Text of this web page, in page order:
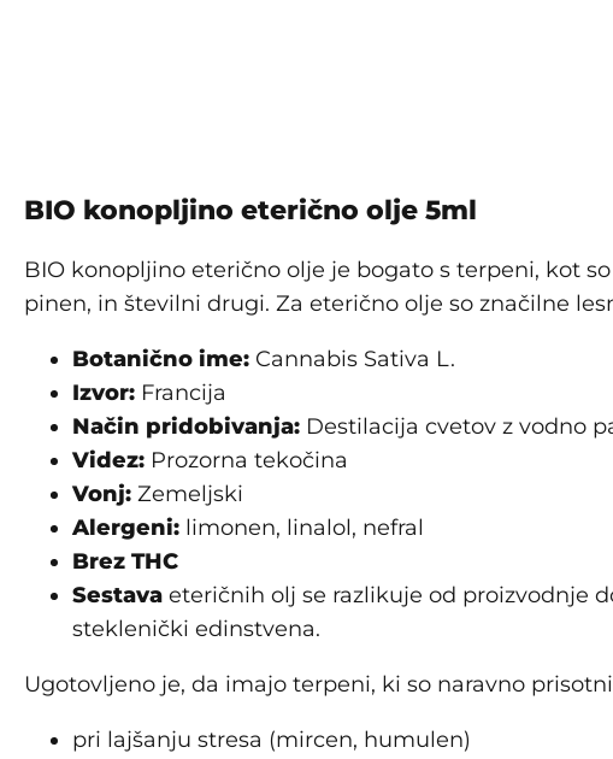
BIO konopljino eterično olje 5ml
BIO konopljino eterično olje je bogato s terpeni, kot
pinen, in številni drugi. Za eterično olje so značilne
Botanično ime: Cannabis Sativa L.
Izvor: Francija
Način pridobivanja: Destilacija cvetov z vodno
Videz: Prozorna tekočina
Vonj: Zemeljski
Alergeni: limonen, linalol, nefral
Brez THC
Sestava eteričnih olj se razlikuje od proizvodnje
steklenički edinstvena.
Ugotovljeno je, da imajo terpeni, ki so naravno
pri lajšanju stresa (mircen, humulen)